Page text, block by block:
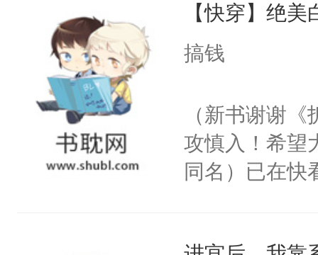
来，给老公
用力——为你
【快穿】绝
搞钱
（新书谢谢
攻慎入！希望
同名）已在快